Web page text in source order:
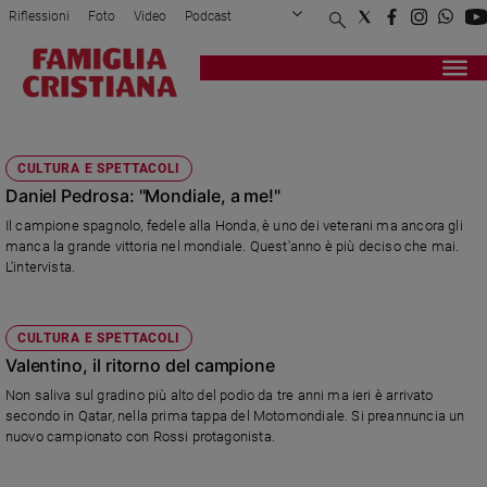
Attualità
Politica
Mondo
Economia
Legalità
Sport
Interviste
Papa
Papa
Riflessioni Foto Video Podcast
Privacy Policy Chi siamo
Registrati Redazione
CULTURA E SPETTACOLI
Daniel Pedrosa: "Mondiale, a me!"
Il campione spagnolo, fedele alla Honda, è uno dei veterani ma ancora gli
manca la grande vittoria nel mondiale. Quest'anno è più deciso che mai.
L'intervista.
CULTURA E SPETTACOLI
Valentino, il ritorno del campione
Non saliva sul gradino più alto del podio da tre anni ma ieri è arrivato
secondo in Qatar, nella prima tappa del Motomondiale. Si preannuncia un
nuovo campionato con Rossi protagonista.